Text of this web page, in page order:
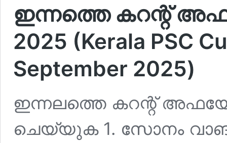
ഇന്നത്തെ കറന്റ്
2025 (Kerala PSC
September 2025)
ഇന്നലത്തെ കറന്റ്
ചെയ്യുക 1. സോനം